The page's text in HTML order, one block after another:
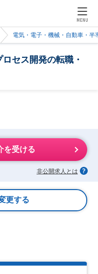
MENU
電気・電子・機械・自動車・半
セス開発の転職・
を受ける
非公開求人とは
更する